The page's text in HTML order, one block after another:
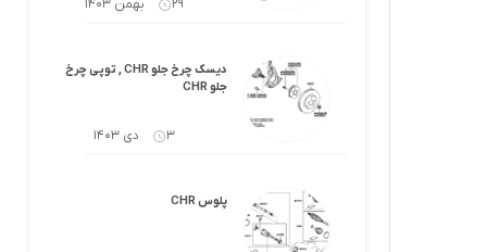
لوازم گیربکس و جلوبندی کرولا
لوازم گیربکس و جلوبندی کمری
لوازم گیربکس و جلوبندی پریوس
لوازم گیربکس و جلوبندی فورچونر
29 بهمن 1403
دیسک چرخ جلو CHR , توپی چرخ
جلو CHR
3 دی 1403
پلوس CHR